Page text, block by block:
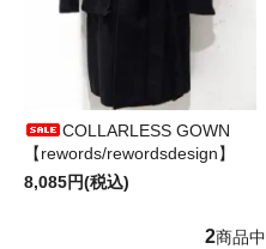
COLLARLESS GOWN
【rewords/rewordsdesign】
8,085円(税込)
2商品中